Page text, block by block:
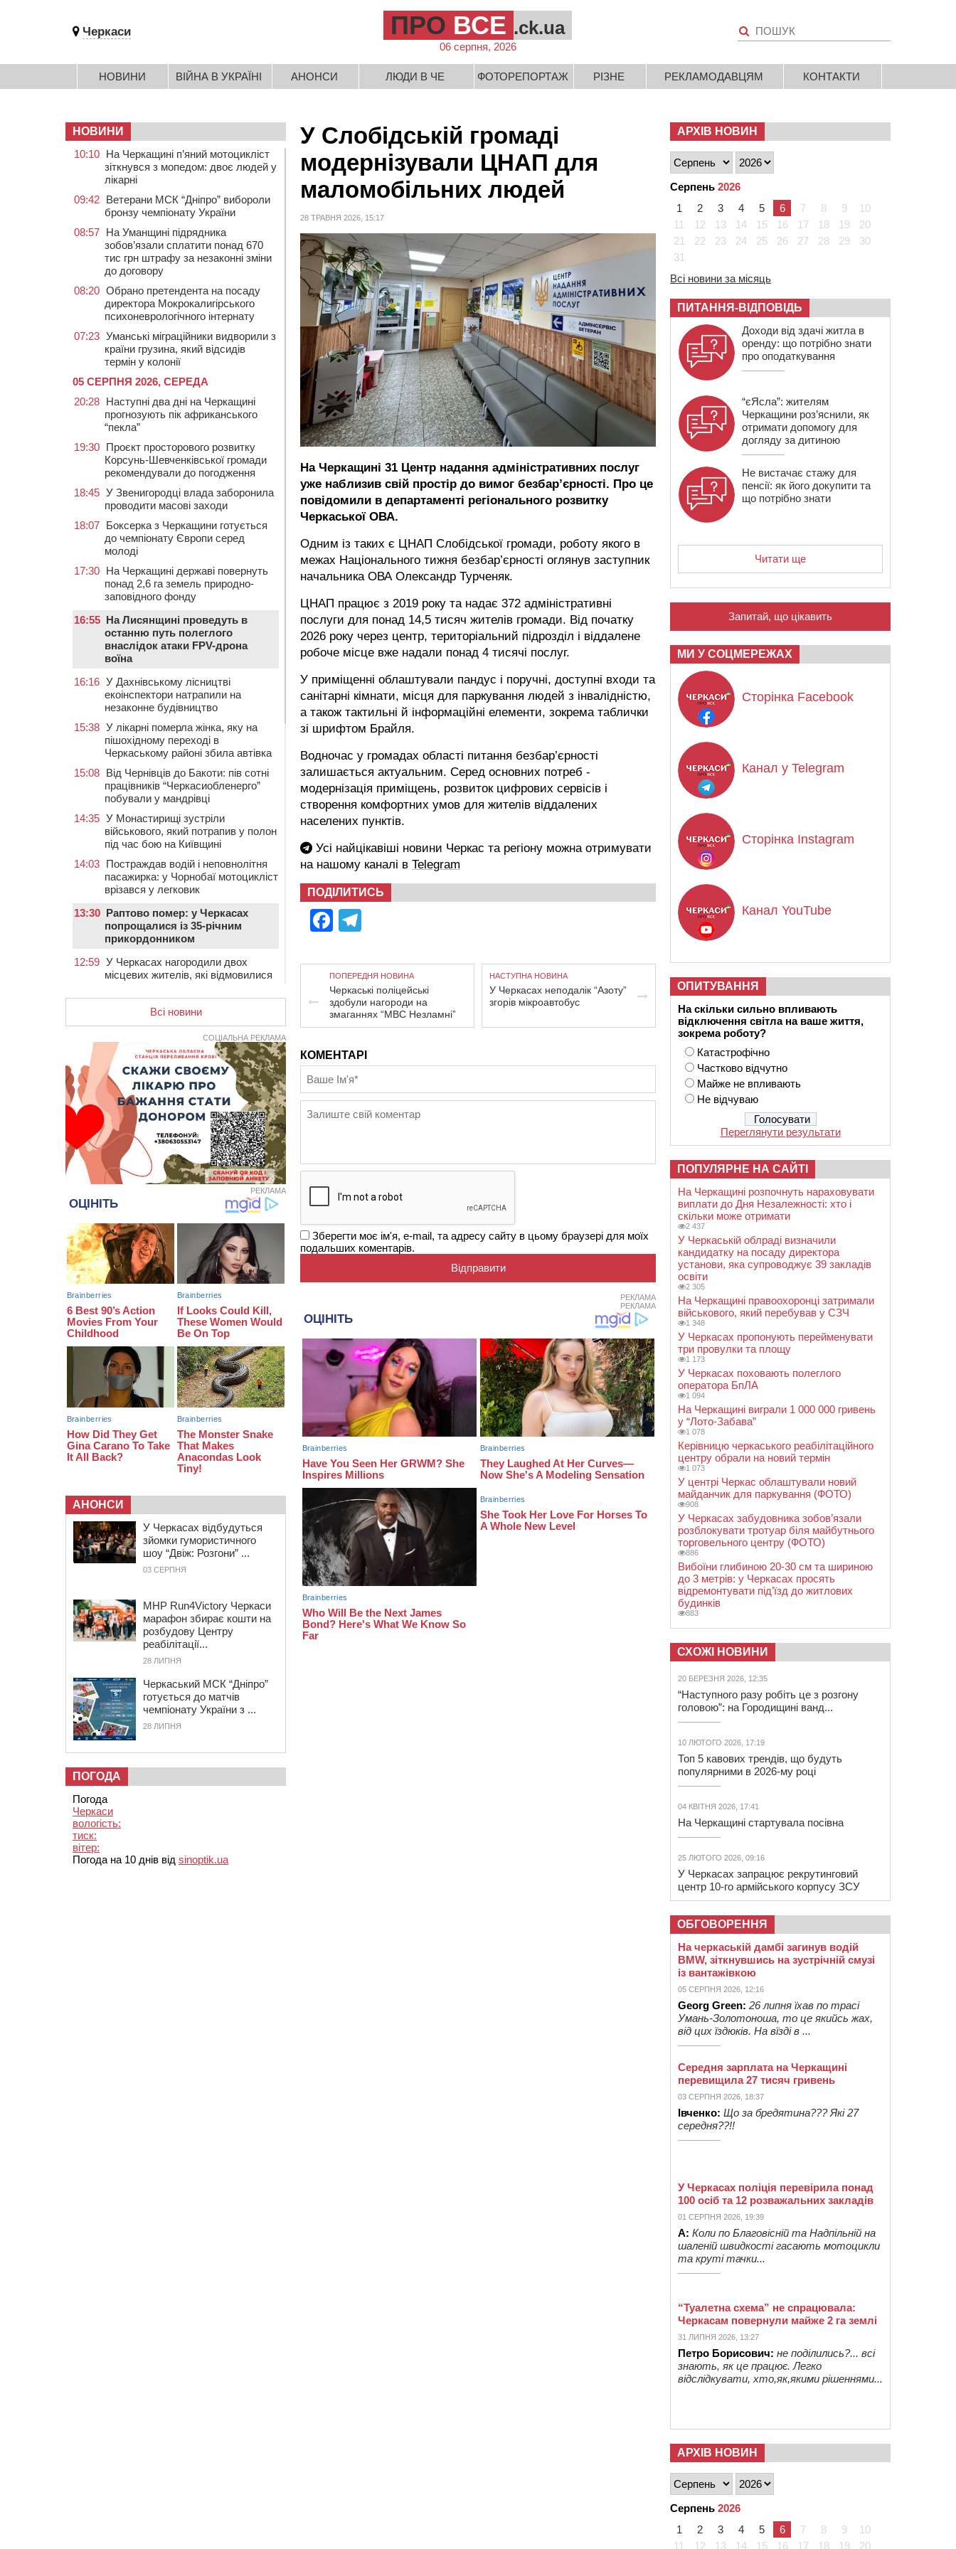
Черкаси ПРО ВСЕ .ck.ua
06 серпня, 2026
НОВИНИ ВІЙНА В УКРАЇНІ АНОНСИ ЛЮДИ В ЧЕ ФОТОРЕПОРТАЖ РІЗНЕ РЕКЛАМОДАВЦЯМ КОНТАКТИ
У Слобідській громаді
модернізували ЦНАП для
маломобільних людей
28 ТРАВНЯ 2026, 15:17
На Черкащині 31 Центр надання адміністративних послуг
уже наблизив свій простір до вимог безбар’єрності. Про це
повідомили в департаменті регіонального розвитку
Черкаської ОВА.
Одним із таких є ЦНАП Слобідської громади, роботу якого в
межах Національного тижня безбар’єрності оглянув заступник
начальника ОВА Олександр Турченяк.
ЦНАП працює з 2019 року та надає 372 адміністративні
послуги для понад 14,5 тисяч жителів громади. Від початку
2026 року через центр, територіальний підрозділ і віддалене
робоче місце вже надали понад 4 тисячі послуг.
У приміщенні облаштували пандус і поручні, доступні входи та
санітарні кімнати, місця для паркування людей з інвалідністю,
а також тактильні й інформаційні елементи, зокрема таблички
зі шрифтом Брайля.
Водночас у громадах області питання безбар’єрності
залишається актуальним. Серед основних потреб -
модернізація приміщень, розвиток цифрових сервісів і
створення комфортних умов для жителів віддалених
населених пунктів.
Усі найцікавіші новини Черкас та регіону можна отримувати
на нашому каналі в Telegram
ПОДІЛИТИСЬ
Facebook
ПОПЕРЕДНЯ НОВИНА
Черкаські поліцейські
здобули нагороди на
змаганнях “МВС Незламні”
НАСТУПНА НОВИНА
У Черкасах неподалік “Азоту”
згорів мікроавтобус
КОМЕНТАРІ
Зберегти моє ім'я, e-mail, та адресу сайту в цьому браузері для моїх
подальших коментарів.
РЕКЛАМА
РЕКЛАМА
НОВИНИ
10:10 На Черкащині п’яний мотоцикліст
зіткнувся з мопедом: двоє людей у
лікарні
09:42 Ветерани МСК “Дніпро” вибороли
бронзу чемпіонату України
08:57 На Уманщині підрядника
зобов’язали сплатити понад 670
тис грн штрафу за незаконні зміни
до договору
08:20 Обрано претендента на посаду
директора Мокрокалигірського
психоневрологічного інтернату
07:23 Уманські міграційники видворили з
країни грузина, який відсидів
термін у колонії
05 СЕРПНЯ 2026, СЕРЕДА
20:28 Наступні два дні на Черкащині
прогнозують пік африканського
“пекла”
19:30 Проєкт просторового розвитку
Корсунь-Шевченківської громади
рекомендували до погодження
18:45 У Звенигородці влада заборонила
проводити масові заходи
18:07 Боксерка з Черкащини готується
до чемпіонату Європи серед
молоді
17:30 На Черкащині державі повернуть
понад 2,6 га земель природно-
заповідного фонду
16:55 На Лисянщині проведуть в
останню путь полеглого
внаслідок атаки FPV-дрона
воїна
16:16 У Дахнівському лісництві
екоінспектори натрапили на
незаконне будівництво
15:38 У лікарні померла жінка, яку на
пішохідному переході в
Черкаському районі збила автівка
15:08 Від Чернівців до Бакоти: пів сотні
працівників “Черкасиобленерго”
побували у мандрівці
14:35 У Монастирищі зустріли
військового, який потрапив у полон
під час бою на Київщині
14:03 Постраждав водій і неповнолітня
пасажирка: у Чорнобаї мотоцикліст
врізався у легковик
13:30 Раптово помер: у Черкасах
попрощалися із 35-річним
прикордонником
12:59 У Черкасах нагородили двох
місцевих жителів, які відмовилися
росіян
оновили дорожню розмітку на
центральних вулицях (ФОТО)
11:48
На черкаській дамбі загинув
водій BMW, зіткнувшись на
зустрічній смузі із вантажівкою
11:14
Збитки понад 100 тисяч гривень:
на Золотоніщині правоохоронці
виявили 700 метрів
браконьєрських сіток
10:33
У Черкасах легковик зіткнувся із
вантажівкою й “відлетів” у стіну:
постраждав підліток
09:49 ДНК-експертиза через 21 місяць
підтвердила загибель захисника
зі Сміли
09:13
У Черкасах 18-річний хлопець
поранив себе ножем у відділенні
пошти
08:50 Керівницю черкаського
реабілітаційного центру обрали на
новий термін
Всі новини
СОЦІАЛЬНА РЕКЛАМА
РЕКЛАМА
АНОНСИ
У Черкасах відбудуться
зйомки гумористичного
шоу “Двіж: Розгони” ...
03 СЕРПНЯ
MHP Run4Victory Черкаси
марафон збирає кошти на
розбудову Центру
реабілітації...
28 ЛИПНЯ
Черкаський МСК “Дніпро”
готується до матчів
чемпіонату України з ...
28 ЛИПНЯ
ПОГОДА
Погода
Черкаси
вологість:
тиск:
вітер:
Погода на 10 днів від sinoptik.ua
АРХІВ НОВИН
Серпень 2026
1
2 3 4 5 6 7 8 9
10
11
12 13 14 15 16 17 18 19
20
21
22 23 24 25 26 27 28 29
30
31
Всі новини за місяць
ПИТАННЯ-ВІДПОВІДЬ
Доходи від здачі житла в
оренду: що потрібно знати
про оподаткування
“єЯсла”: жителям
Черкащини роз’яснили, як
отримати допомогу для
догляду за дитиною
Не вистачає стажу для
пенсії: як його докупити та
що потрібно знати
Читати ще
Запитай, що цікавить
МИ У СОЦМЕРЕЖАХ
Сторінка Facebook
Канал у Telegram
Сторінка Instagram
Канал YouTube
ОПИТУВАННЯ
На скільки сильно впливають
відключення світла на ваше життя,
зокрема роботу?
Катастрофічно
Частково відчутно
Майже не впливають
Не відчуваю
Переглянути результати
ПОПУЛЯРНЕ НА САЙТІ
На Черкащині розпочнуть нараховувати
виплати до Дня Незалежності: хто і
скільки може отримати
2 437
У Черкаській облраді визначили
кандидатку на посаду директора
установи, яка супроводжує 39 закладів
освіти
2 305
На Черкащині правоохоронці затримали
військового, який перебував у СЗЧ
1 348
У Черкасах пропонують перейменувати
три провулки та площу
1 173
У Черкасах поховають полеглого
оператора БпЛА
1 094
На Черкащині виграли 1 000 000 гривень
у “Лото-Забава”
1 078
Керівницю черкаського реабілітаційного
центру обрали на новий термін
1 073
У центрі Черкас облаштували новий
майданчик для паркування (ФОТО)
908
У Черкасах забудовника зобов’язали
розблокувати тротуар біля майбутнього
торговельного центру (ФОТО)
886
Вибоїни глибиною 20-30 см та шириною
до 3 метрів: у Черкасах просять
відремонтувати під’їзд до житлових
будинків
883
СХОЖІ НОВИНИ
20 БЕРЕЗНЯ 2026, 12:35
“Наступного разу робіть це з розгону
головою”: на Городищині ванд...
10 ЛЮТОГО 2026, 17:19
Топ 5 кавових трендів, що будуть
популярними в 2026-му році
04 КВІТНЯ 2026, 17:41
На Черкащині стартувала посівна
25 ЛЮТОГО 2026, 09:16
У Черкасах запрацює рекрутинговий
центр 10-го армійського корпусу ЗСУ
ОБГОВОРЕННЯ
На черкаській дамбі загинув водій
BMW, зіткнувшись на зустрічній смузі
із вантажівкою
05 СЕРПНЯ 2026, 12:16
Georg Green: 26 липня їхав по трасі
Умань-Золотоноша, то це якийсь жах,
від цих їздюків. На вїзді в ...
Середня зарплата на Черкащині
перевищила 27 тисяч гривень
03 СЕРПНЯ 2026, 18:37
Івченко: Що за бредятина??? Які 27
середня??!!
У Черкасах поліція перевірила понад
100 осіб та 12 розважальних закладів
01 СЕРПНЯ 2026, 19:39
А: Коли по Благовісній та Надпільній на
шаленій швидкості гасають мотоцикли
та круті тачки...
“Туалетна схема” не спрацювала:
Черкасам повернули майже 2 га землі
31 ЛИПНЯ 2026, 13:27
Петро Борисович: не поділились?... всі
знають, як це працює. Легко
відслідкувати, хто,як,якими рішеннями...
АРХІВ НОВИН
Серпень 2026
1
2 3 4 5 6 7 8 9
10
11
12 13 14 15 16 17 18 19 20